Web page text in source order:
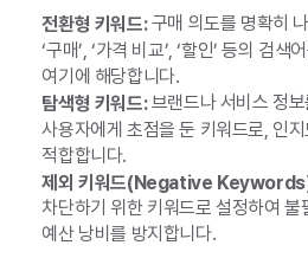
전환형 키워드:구매 의도를 명확히
‘구매’, ‘가격 비교’, ‘할인’ 등의 검
여기에 해당합니다.
탐색형 키워드:브랜드나 서비스 정
사용자에게 초점을 둔 키워드로, 인
적합합니다.
제외 키워드(Negative
차단하기 위한 키워드로 설정하여
예산 낭비를 방지합니다.